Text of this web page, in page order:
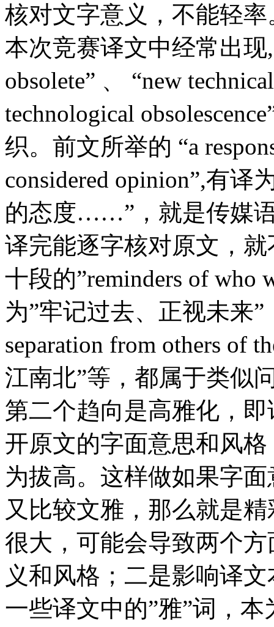
核对文字意义，不能轻
本次竞赛译文中经常出现
obsolete” 、 “new
technological
织。前文所举的 “a
considered opinion”,有
的态度……”，就是传媒
译完能逐字核对原文，
十段的”reminders of who
为”牢记过去、正视未来”
separation from others of
江南北”等，都属于类似
第二个趋向是高雅化，
开原文的字面意思和风
为拔高。这样做如果字
又比较文雅，那么就是
很大，可能会导致两个
义和风格；二是影响译
一些译文中的”雅”词，